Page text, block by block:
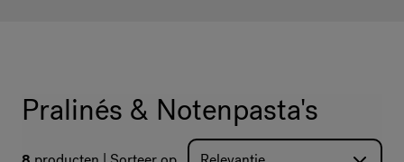
Pralinés & Notenpasta's